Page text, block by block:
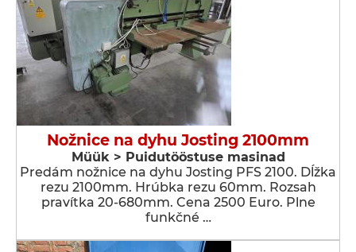
Nožnice na dyhu Josting 2100mm
Müük > Puidutööstuse masinad
Predám nožnice na dyhu Josting PFS 2100. Dĺžka
rezu 2100mm. Hrúbka rezu 60mm. Rozsah
pravítka 20-680mm. Cena 2500 Euro. Plne
funkčné …